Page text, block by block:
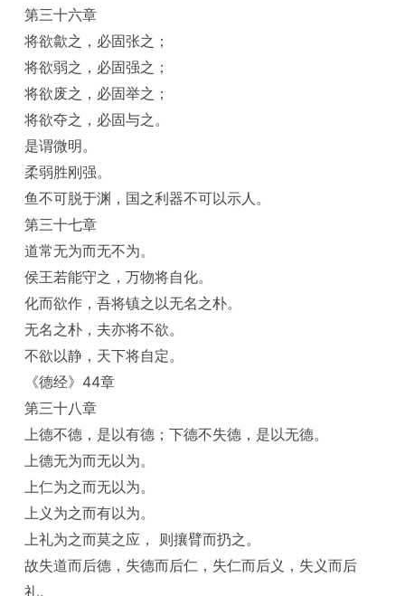
第三十六章
将欲歙之，必固张之；
将欲弱之，必固强之；
将欲废之，必固举之；
将欲夺之，必固与之。
是谓微明。
柔弱胜刚强。
鱼不可脱于渊，国之利器不可以示人。
第三十七章
道常无为而无不为。
侯王若能守之，万物将自化。
化而欲作，吾将镇之以无名之朴。
无名之朴，夫亦将不欲。
不欲以静，天下将自定。
《德经》44章
第三十八章
上德不德，是以有德；下德不失德，是以无德。
上德无为而无以为。
上仁为之而无以为。
上义为之而有以为。
上礼为之而莫之应， 则攘臂而扔之。
故失道而后德，失德而后仁，失仁而后义，失义而后
礼。